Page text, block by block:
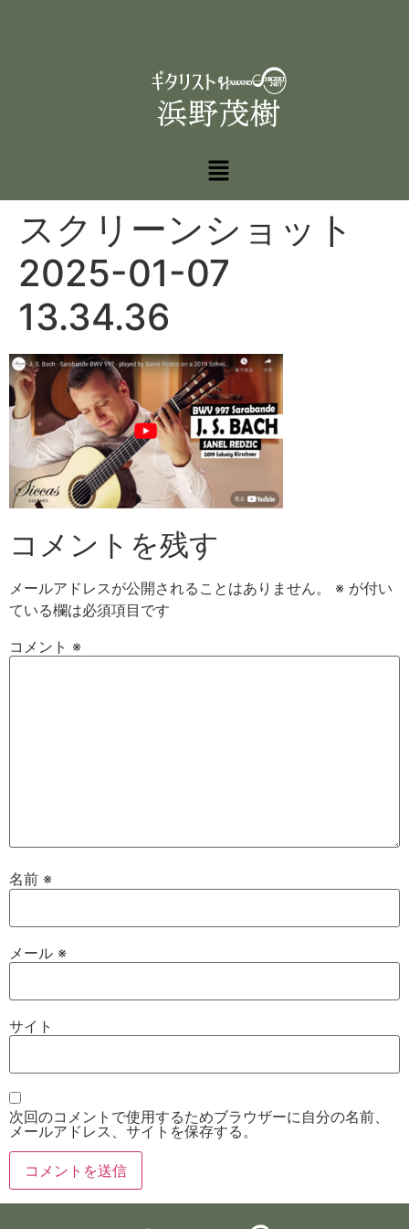
スクリーンショット
2025-01-07
13.34.36
コメントを残す
メールアドレスが公開されることはありません。 ※ が付い
ている欄は必須項目です
コメント ※
名前 ※
メール ※
サイト
次回のコメントで使用するためブラウザーに自分の名前、
メールアドレス、サイトを保存する。